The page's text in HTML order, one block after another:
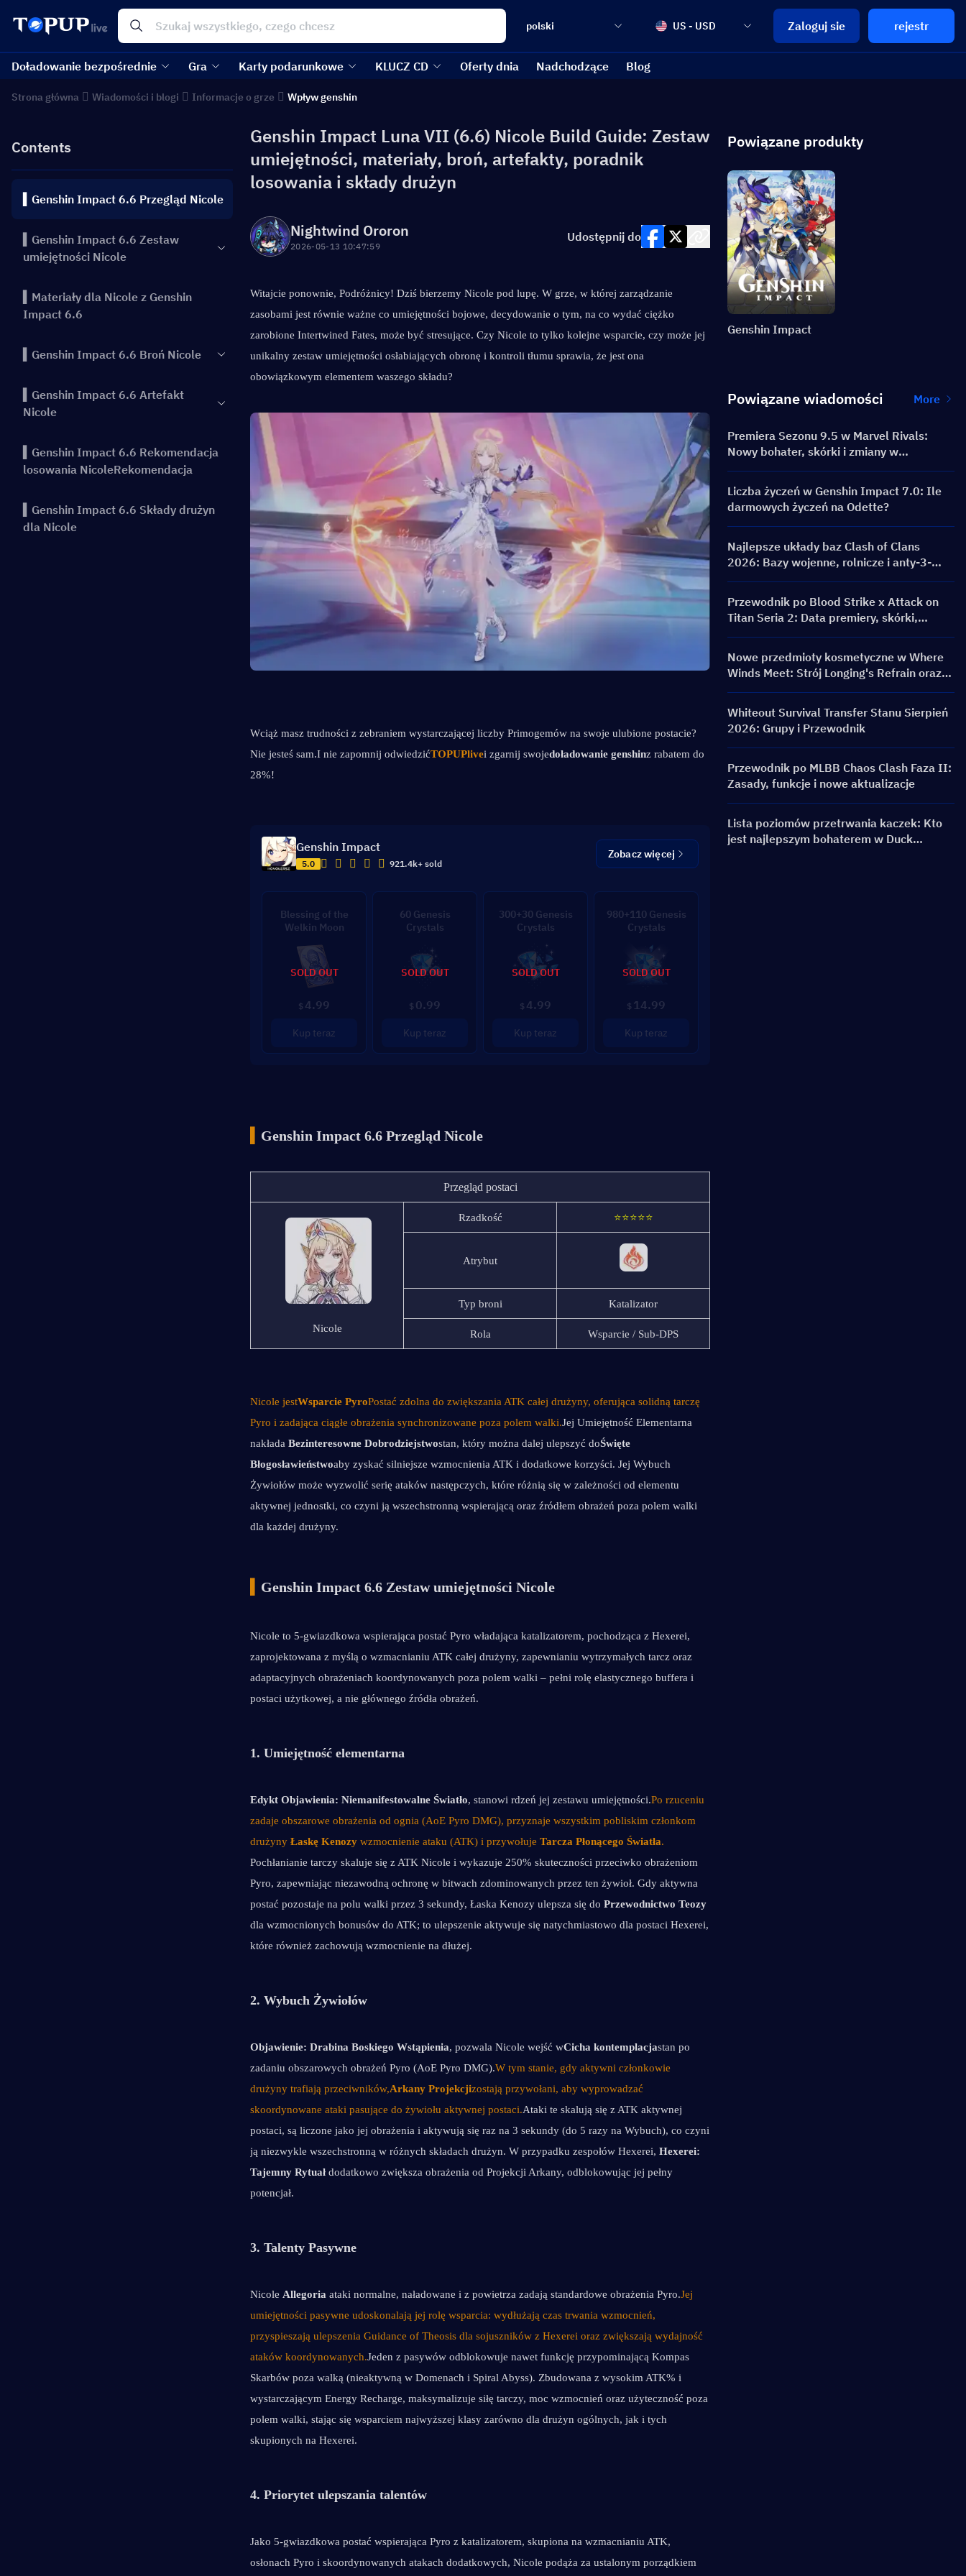
polski US - USD Zaloguj sie rejestr
Doładowanie bezpośrednie Gra Karty podarunkowe KLUCZ CD Oferty dnia Nadchodzące Blog
Strona główna Wiadomości i blogi Informacje o grze Wpływ genshin
Contents
▍Genshin Impact 6.6 Przegląd Nicole
▍Genshin Impact 6.6 Zestaw
umiejętności Nicole
▍Materiały dla Nicole z Genshin
Impact 6.6
▍Genshin Impact 6.6 Broń Nicole
▍Genshin Impact 6.6 Artefakt
Nicole
▍Genshin Impact 6.6 Rekomendacja
losowania NicoleRekomendacja
▍Genshin Impact 6.6 Składy drużyn
dla Nicole
Genshin Impact Luna VII (6.6) Nicole Build Guide: Zestaw
umiejętności, materiały, broń, artefakty, poradnik
losowania i składy drużyn
Nightwind Ororon
2026-05-13 10:47:59
Udostępnij do
Witajcie ponownie, Podróżnicy! Dziś bierzemy Nicole pod lupę. W grze, w której zarządzanie
zasobami jest równie ważne co umiejętności bojowe, decydowanie o tym, na co wydać ciężko
zarobione Intertwined Fates, może być stresujące. Czy Nicole to tylko kolejne wsparcie, czy może jej
unikalny zestaw umiejętności osłabiających obronę i kontroli tłumu sprawia, że jest ona
obowiązkowym elementem waszego składu?
Wciąż masz trudności z zebraniem wystarczającej liczby Primogemów na swoje ulubione postacie?
Nie jesteś sam.I nie zapomnij odwiedzićTOPUPlivei zgarnij swojedoładowanie genshinz rabatem do
28%!
Genshin Impact
5.0 921.4k+ sold
Zobacz więcej
Blessing of the
Welkin Moon
$ 4.99
Kup teraz
SOLD OUT
60 Genesis
Crystals
$ 0.99
Kup teraz
SOLD OUT
300+30 Genesis
Crystals
$ 4.99
Kup teraz
SOLD OUT
980+110 Genesis
Crystals
$ 14.99
Kup teraz
SOLD OUT
Genshin Impact 6.6 Przegląd Nicole
Przegląd postaci
Nicole
Rzadkość ⭐⭐⭐⭐⭐
Atrybut
Typ broni Katalizator
Rola Wsparcie / Sub-DPS
Nicole jestWsparcie PyroPostać zdolna do zwiększania ATK całej drużyny, oferująca solidną tarczę
Pyro i zadająca ciągłe obrażenia synchronizowane poza polem walki.Jej Umiejętność Elementarna
nakłada Bezinteresowne Dobrodziejstwostan, który można dalej ulepszyć doŚwięte
Błogosławieństwoaby zyskać silniejsze wzmocnienia ATK i dodatkowe korzyści. Jej Wybuch
Żywiołów może wyzwolić serię ataków następczych, które różnią się w zależności od elementu
aktywnej jednostki, co czyni ją wszechstronną wspierającą oraz źródłem obrażeń poza polem walki
dla każdej drużyny.
Genshin Impact 6.6 Zestaw umiejętności Nicole
Nicole to 5-gwiazdkowa wspierająca postać Pyro władająca katalizatorem, pochodząca z Hexerei,
zaprojektowana z myślą o wzmacnianiu ATK całej drużyny, zapewnianiu wytrzymałych tarcz oraz
adaptacyjnych obrażeniach koordynowanych poza polem walki – pełni rolę elastycznego buffera i
postaci użytkowej, a nie głównego źródła obrażeń.
1. Umiejętność elementarna
Edykt Objawienia: Niemanifestowalne Światło, stanowi rdzeń jej zestawu umiejętności.Po rzuceniu
zadaje obszarowe obrażenia od ognia (AoE Pyro DMG), przyznaje wszystkim pobliskim członkom
drużyny Łaskę Kenozy wzmocnienie ataku (ATK) i przywołuje Tarcza Płonącego Światła
Pochłanianie tarczy skaluje się z ATK Nicole i wykazuje 250% skuteczności przeciwko obrażeniom
Pyro, zapewniając niezawodną ochronę w bitwach zdominowanych przez ten żywioł. Gdy aktywna
postać pozostaje na polu walki przez 3 sekundy, Łaska Kenozy ulepsza się do Przewodnictwo Teozy
dla wzmocnionych bonusów do ATK; to ulepszenie aktywuje się natychmiastowo dla postaci Hexerei,
które również zachowują wzmocnienie na dłużej.
2. Wybuch Żywiołów
Objawienie: Drabina Boskiego Wstąpienia, pozwala Nicole wejść wCicha kontemplacjastan po
zadaniu obszarowych obrażeń Pyro (AoE Pyro DMG).W tym stanie, gdy aktywni członkowie
drużyny trafiają przeciwników,Arkany Projekcjizostają przywołani, aby wyprowadzać
skoordynowane ataki pasujące do żywiołu aktywnej postaci.Ataki te skalują się z ATK aktywnej
postaci, są liczone jako jej obrażenia i aktywują się raz na 3 sekundy (do 5 razy na Wybuch), co czyni
ją niezwykle wszechstronną w różnych składach drużyn. W przypadku zespołów Hexerei, Hexerei:
Tajemny Rytuał dodatkowo zwiększa obrażenia od Projekcji Arkany, odblokowując jej pełny
potencjał.
3. Talenty Pasywne
Nicole Allegoria ataki normalne, naładowane i z powietrza zadają standardowe obrażenia Pyro.Jej
umiejętności pasywne udoskonalają jej rolę wsparcia: wydłużają czas trwania wzmocnień,
przyspieszają ulepszenia Guidance of Theosis dla sojuszników z Hexerei oraz zwiększają wydajność
ataków koordynowanych.Jeden z pasywów odblokowuje nawet funkcję przypominającą Kompas
Skarbów poza walką (nieaktywną w Domenach i Spiral Abyss). Zbudowana z wysokim ATK% i
wystarczającym Energy Recharge, maksymalizuje siłę tarczy, moc wzmocnień oraz użyteczność poza
polem walki, stając się wsparciem najwyższej klasy zarówno dla drużyn ogólnych, jak i tych
skupionych na Hexerei.
4. Priorytet ulepszania talentów
Jako 5-gwiazdkowa postać wspierająca Pyro z katalizatorem, skupiona na wzmacnianiu ATK,
osłonach Pyro i skoordynowanych atakach dodatkowych, Nicole podąża za ustalonym porządkiem
Powiązane produkty
Genshin Impact
Powiązane wiadomości More
Premiera Sezonu 9.5 w Marvel Rivals:
Nowy bohater, skórki i zmiany w
aktualizacji
Liczba życzeń w Genshin Impact 7.0: Ile
darmowych życzeń na Odette?
Najlepsze układy baz Clash of Clans
2026: Bazy wojenne, rolnicze i anty-3-
gwiazdkowe od TH12 do TH18
Przewodnik po Blood Strike x Attack on
Titan Seria 2: Data premiery, skórki,
nagrody i wydarzenie doładowania
Nowe przedmioty kosmetyczne w Where
Winds Meet: Strój Longing's Refrain oraz
skórka broni Silent Voice: Crest Aria już
dostępne!
Whiteout Survival Transfer Stanu Sierpień
2026: Grupy i Przewodnik
Przewodnik po MLBB Chaos Clash Faza II:
Zasady, funkcje i nowe aktualizacje
Lista poziomów przetrwania kaczek: Kto
jest najlepszym bohaterem w Duck